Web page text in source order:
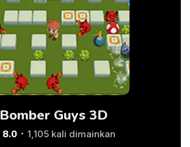
Bomber Guys 3D
8.0 1,105 kali dimainkan